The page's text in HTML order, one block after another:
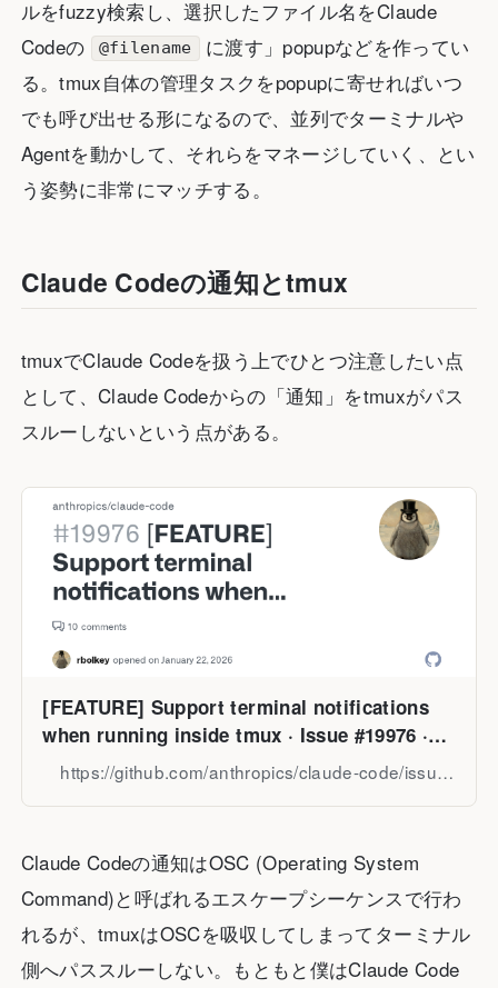
ルをfuzzy検索し、選択したファイル名をClaude
Codeの
@filename に渡す」popupなどを作ってい
る。tmux自体の管理タスクをpopupに寄せればいつ
でも呼び出せる形になるので、並列でターミナルや
Agentを動かして、それらをマネージしていく、とい
う姿勢に非常にマッチする。
Claude Codeの通知とtmux
tmuxでClaude Codeを扱う上でひとつ注意したい点
として、Claude Codeからの「通知」をtmuxがパス
スルーしないという点がある。
[FEATURE] Support terminal notifications
when running inside tmux · Issue #19976 ·
anthropics/claude-code
https://github.com/anthropics/claude-code/issues/19976
Claude Codeの通知はOSC (Operating System
Command)と呼ばれるエスケープシーケンスで行わ
れるが、tmuxはOSCを吸収してしまってターミナル
側へパススルーしない。もともと僕はClaude Code